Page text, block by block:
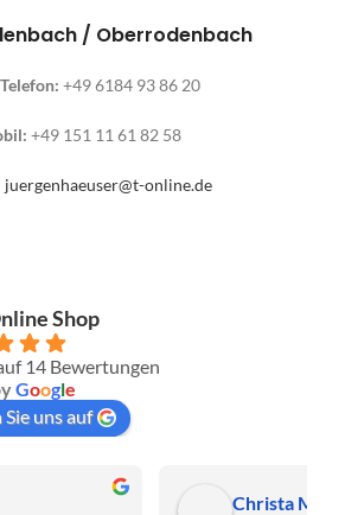
/ Oberrodenbach
+49 6184 93 86 20
+49 151 11 61 82 58
juergenhaeuser@t-online.de
Shop
14 Bewertungen
Google
uns auf